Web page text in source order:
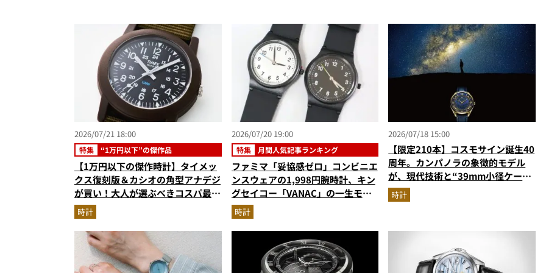
2026/07/21 18:00
特集 “1万円以下”の傑作品
【1万円以下の傑作時計】タイメッ
クス復刻版＆カシオの角型アナデジ
が買い！大人が選ぶべきコスパ最強
モデルを徹底解説
時計
2026/07/20 19:00
特集 月間人気記事ランキング
ファミマ「妥協感ゼロ」コンビニエ
ンスウェアの1,998円腕時計、キン
グセイコー「VANAC」の一生モ
ノ…ほか【時計の人気記事ランキン
グベスト3】（2026年6月版）
時計
2026/07/18 15:00
【限定210本】コスモサイン誕生40
周年。カンパノラの象徴的モデル
が、現代技術と“39mm小径ケー
ス”でアップデート！
時計